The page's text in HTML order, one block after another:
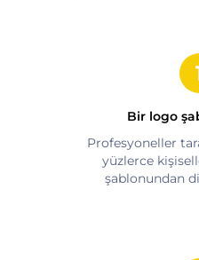
Bir logo
Profesyoneller
yüzlerce
şablonundan